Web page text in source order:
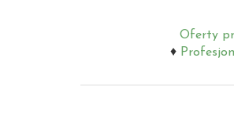
Oferty